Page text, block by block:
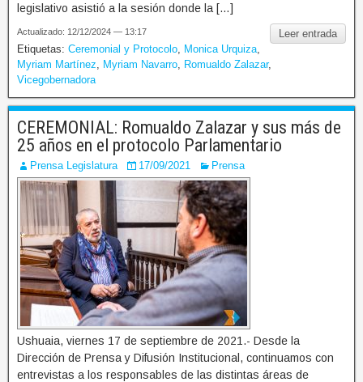
legislativo asistió a la sesión donde la […]
Leer entrada
Actualizado: 12/12/2024 — 13:17
Etiquetas: Ceremonial y Protocolo Monica Urquiza
Myriam Martínez
Myriam Navarro Romualdo Zalazar,
Vicegobernadora
CEREMONIAL: Romualdo Zalazar y sus más de
25 años en el protocolo Parlamentario
Prensa Legislatura 17/09/2021 Prensa
Ushuaia, viernes 17 de septiembre de 2021.- Desde la
Dirección de Prensa y Difusión Institucional, continuamos con
entrevistas a los responsables de las distintas áreas de